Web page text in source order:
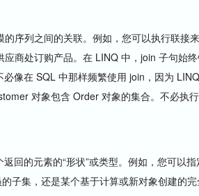
序列之间的关联。例如，您可以执行联接
商处订购产品。在 LINQ 中，join 子句始
像在 SQL 中那样频繁使用 join，因为
对象包含 Order 对象的集合。不必执
回的元素的“形状”或类型。例如，您可以
子集，还是某个基于计算或新对象创建的